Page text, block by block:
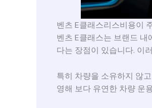
벤츠 E클래스리스비용이
벤츠 E클래스는 브랜드
다는 장점이 있습니다. 이
특히 차량을 소유하지 않
영해 보다 유연한 차량 운